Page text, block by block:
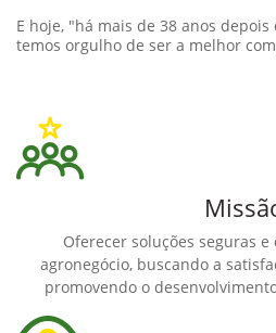
E hoje, "há mais de 38 anos
temos orgulho de ser a melhor
Oferecer soluções seguras
agronegócio, buscando a
promovendo o